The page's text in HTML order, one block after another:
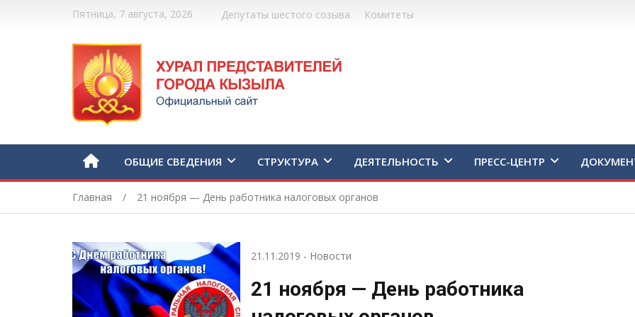
Пятница, 7 августа, 2026 Депутаты шестого созыва Комитеты
ОБЩИЕ СВЕДЕНИЯ СТРУКТУРА ДЕЯТЕЛЬНОСТЬ ПРЕСС-ЦЕНТР
Главная 21 ноября — День работника налоговых органов
21.11.2019 - Новости
21 ноября — День работника